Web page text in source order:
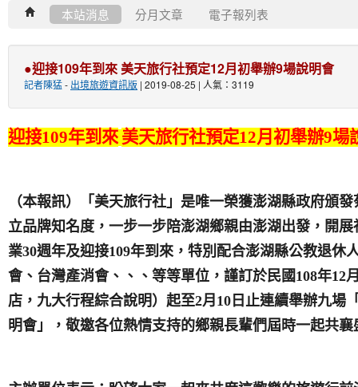
本站消息 分月文章 電子報列表
●迎接109年到來 美天旅行社預定12月初舉辦9場說明會
記者陳猛- 出境旅遊資訊版 | 2019-08-25 | 人氣：3119
迎接109年到來 美天旅行社預定12月 初舉辦9場
（本報訊）「美天旅行社」是唯一榮獲澎湖縣政府頒
立品牌知名度，一步一步陪澎湖鄉親由澎湖出發，開
業30週年及迎接109年到來，特別配合澎湖縣公教退休
會、台灣產消會、、、等等單位，謹訂於民國108年12
店，九大行程綜合說明）起至2月 10 日止連續舉辦九場
明會」，敬邀各位熱情支持的鄉親長輩們屆時一起共襄